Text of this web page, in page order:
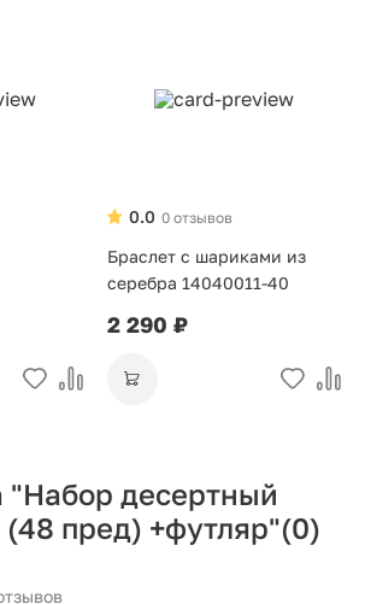
0 отзывов
0.0
Браслет с шариками из
серебра 14040011-40
2 290 ₽
десертный
пред) +футляр"(0)